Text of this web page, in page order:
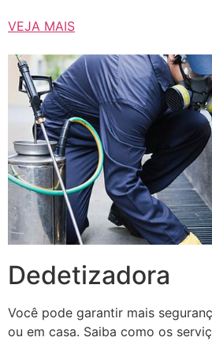
VEJA MAIS
Dedetizadora
Você pode garantir mais
ou em casa. Saiba como os